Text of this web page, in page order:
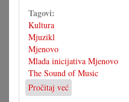
Tagovi:
Kultura
Mjuzikl
Mjenovo
Mlada inicijativa Mjenovo
The Sound of Music
Pročitaj već
Američki